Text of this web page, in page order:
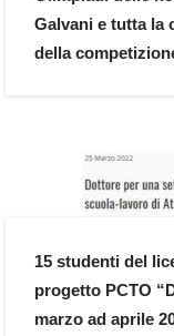
Galvani e tutta la
della
15 studenti del
progetto PCTO
marzo ad aprile